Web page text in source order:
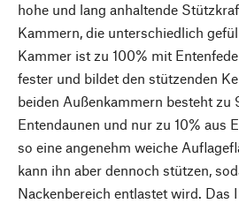
hohe und lang anhaltende
Kammern, die unterschiedlich
Kammer ist zu 100% mit
fester und bildet den stützenden
beiden Außenkammern besteht zu
Entendaunen und nur zu 10% aus
so eine angenehm weiche
kann ihn aber dennoch stützen,
Nackenbereich entlastet wird. Das